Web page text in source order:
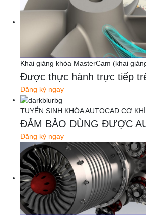
Khai giảng khóa MasterCam (khai
Được thực hành trực tiếp
Đăng ký ngay
TUYỂN SINH KHÓA AUTOCAD CƠ
ĐẢM BẢO DÙNG ĐƯỢC
Đăng ký ngay